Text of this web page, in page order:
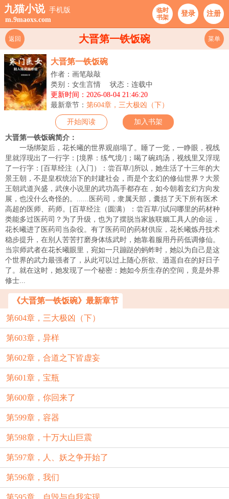
九猫小说 手机版
m.9maoxs.com
临时
书架
登录 注册
大晋第一铁饭碗
返回 菜单
大晋第一铁饭碗
作者：画笔敲敲
类别：女生言情
状态：连载中
更新时间：2026-08-04 21:46:20
最新章节： 第604章，三大极凶（下）
开始阅读 加入书架
大晋第一铁饭碗简介：
一场绑架后，花长曦的世界观崩塌了。睡了一觉，一睁眼，视线
里就浮现出了一行字：[境界：练气境/]；喝了碗鸡汤，视线里又浮现
了一行字：[百草经注（入门）：尝百草/]所以，她生活了十三年的大
景王朝，不是皇权统治下的封建社会，而是个玄幻的修仙世界？大景
王朝武道兴盛，武侠小说里的武功高手都存在，如今朝着玄幻方向发
展，也没什么奇怪的。......医药司，隶属天部，囊括了天下所有医术
高超的医师、药师。[百草经注（圆满）：尝百草/]试问哪里的药材种
类能多过医药司？为了升级，也为了摆脱当家族联姻工具人的命运，
花长曦进了医药司当杂役。有了医药司的药材供应，花长曦炼丹技术
稳步提升，在别人苦苦打磨身体练武时，她靠着服用丹药低调修仙。
当宗师武者在花长曦眼里，宛如一只蹦跶的蚂蚱时，她以为自己是这
个世界的武力最强者了，从此可以过上随心所欲、逍遥自在的好日子
了。就在这时，她发现了一个秘密：她如今所生存的空间，竟是外界
修士...
《大晋第一铁饭碗》最新章节
第604章，三大极凶（下）
第603章，异样
第602章，合道之下皆虚妄
第601章，宝瓶
第600章，你回来了
第599章，容器
第598章，十万大山巨震
第597章，人、妖之争开始了
第596章，我们
第595章，自毁与自我实现